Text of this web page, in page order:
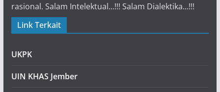
rasional. Salam Intelektual...!!! Salam Dialektika...!!!
Link Terkait
UKPK
UIN KHAS Jember